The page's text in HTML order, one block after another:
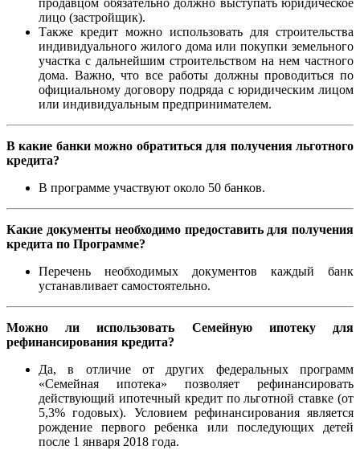
продавцом обязательно должно выступать юридическое
лицо (застройщик).
Также кредит можно использовать для строительства
индивидуального жилого дома или покупки земельного
участка с дальнейшим строительством на нем частного
дома. Важно, что все работы должны проводиться по
официальному договору подряда с юридическим лицом
или индивидуальным предпринимателем.
В какие банки можно обратиться для получения льготного
кредита?
В программе участвуют около 50 банков.
Какие документы необходимо предоставить для получения
кредита по Программе?
Перечень необходимых документов каждый банк
устанавливает самостоятельно.
Можно ли использовать Семейную ипотеку для
рефинансирования кредита?
Да, в отличие от других федеральных программ
«Семейная ипотека» позволяет рефинансировать
действующий ипотечный кредит по льготной ставке (от
5,3% годовых). Условием рефинансирования является
рождение первого ребенка или последующих детей
после 1 января 2018 года.